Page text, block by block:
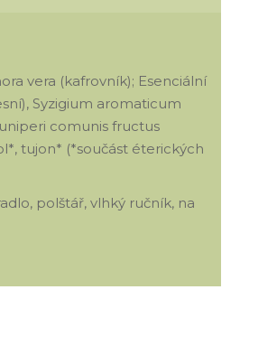
vera (kafrovník); Esenciální
Syzigium aromaticum
comunis fructus
tujon* (*součást éterických
polštář, vlhký ručník, na